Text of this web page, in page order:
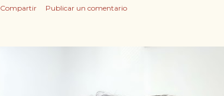
Compartir Publicar un comentario